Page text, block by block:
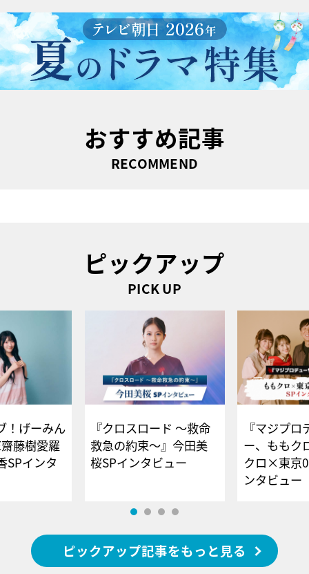
おすすめ記事
RECOMMEND
ピックアップ
PICK UP
！げーみん
藤樹愛羅
SPインタ
『クロスロード ～救命
救急の約束～』今田美
桜SPインタビュー
『マジプロ
ー、ももク
クロ×東京
ンタビュー
ピックアップ記事をもっと見る